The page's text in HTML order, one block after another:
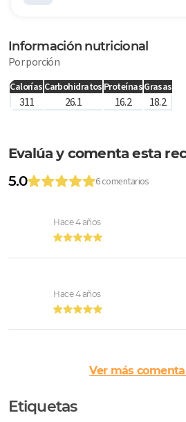
Información nutricional
Por porción
Calorías Carbohidratos ProteínasGrasas
311 26.1 16.2 18.2
Evalúa y comenta esta
5.0
6 comentarios
Hace 4 años
Hace 4 años
Ver más
Etiquetas